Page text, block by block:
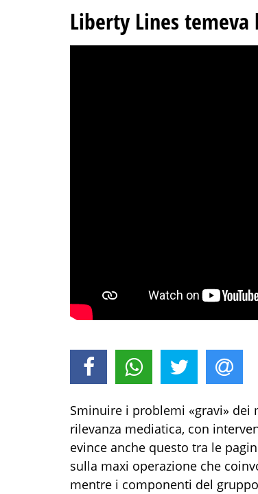
Liberty Lines
Sminuire i problemi «gravi» dei
rilevanza mediatica, con
evince anche questo tra le
sulla maxi operazione che
mentre i componenti del